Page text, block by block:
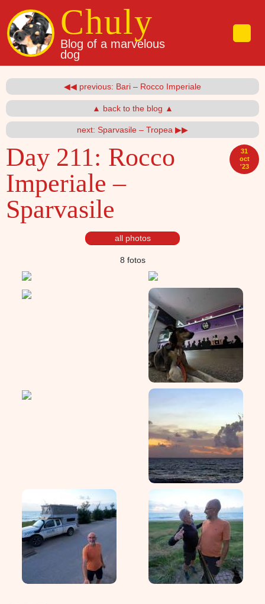
Chuly
Blog of a marvelous
dog
◀◀ previous: Bari – Rocco Imperiale
▲ back to the blog ▲
next: Sparvasile – Tropea ▶▶
31
oct
'23
Day 211: Rocco
Imperiale –
Sparvasile
all photos
8 fotos